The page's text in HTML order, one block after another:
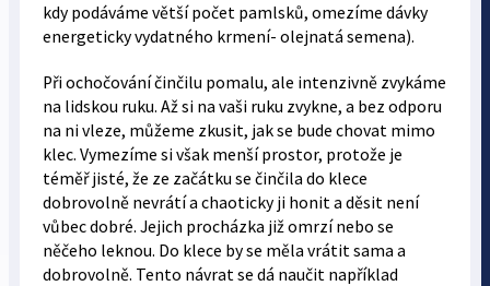
kdy podáváme větší počet pamlsků, omezíme dávky
energeticky vydatného krmení- olejnatá semena).
Při ochočování činčilu pomalu, ale intenzivně zvykáme
na lidskou ruku. Až si na vaši ruku zvykne, a bez odporu
na ni vleze, můžeme zkusit, jak se bude chovat mimo
klec. Vymezíme si však menší prostor, protože je
téměř jisté, že ze začátku se činčila do klece
dobrovolně nevrátí a chaoticky ji honit a děsit není
vůbec dobré. Jejich procházka již omrzí nebo se
něčeho leknou. Do klece by se měla vrátit sama a
dobrovolně. Tento návrat se dá naučit například